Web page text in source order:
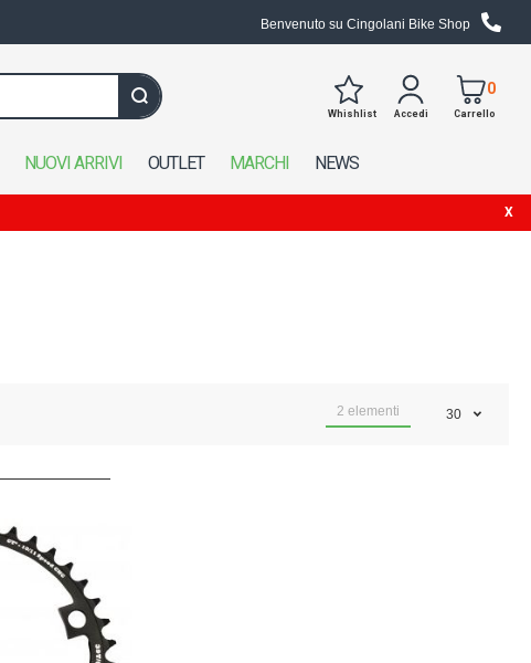
Benvenuto su Cingolani Bike Shop
Accedi
Whishlist
0
Carrello
NUOVI ARRIVI OUTLET MARCHI NEWS
2 elementi 30